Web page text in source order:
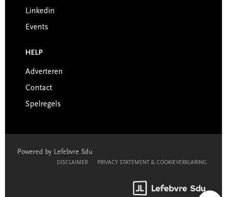
Linkedin
Events
HELP
Adverteren
Contact
Spelregels
Powered by Lefebvre Sdu
DISCLAIMER PRIVACY STATEMENT & COOKIEVERKLARING